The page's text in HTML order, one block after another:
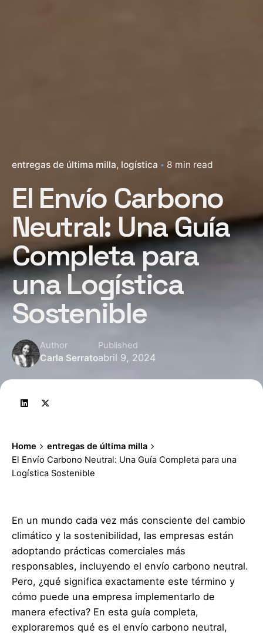
entregas de última milla logística 8 min read
El Envío Carbono
Neutral: Una Guía
Completa para
una Logística
Sostenible
Author
Carla Serrato
Published
abril 9, 2024
Home
entregas de última milla
El Envío Carbono Neutral: Una Guía Completa para una
Logística Sostenible
En un mundo cada vez más consciente del cambio
climático y la sostenibilidad, las empresas están
adoptando prácticas comerciales más
responsables, incluyendo el envío carbono neutral.
Pero, ¿qué significa exactamente este término y
cómo puede una empresa implementarlo de
manera efectiva? En esta guía completa,
exploraremos qué es el envío carbono neutral,